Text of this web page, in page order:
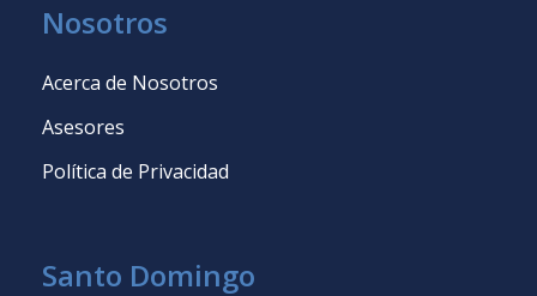
Nosotros
Acerca de Nosotros
Asesores
Política de Privacidad
Santo Domingo